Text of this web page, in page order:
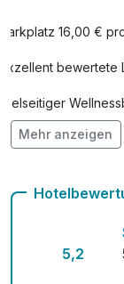
Parkplatz 16,00 €
Exzellent bewertete
Vielseitiger
Hunde im Hotel
Mit Hotelbar
Mehr anzeigen
5,2